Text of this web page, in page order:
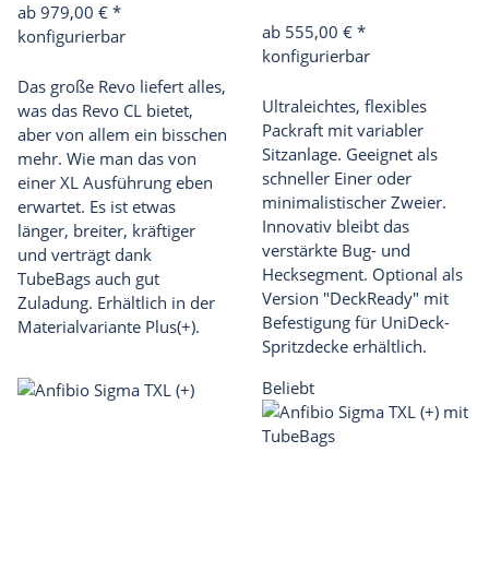
ab 979,00 € *
konfigurierbar
Das große Revo liefert alles,
was das Revo CL bietet,
aber von allem ein bisschen
mehr. Wie man das von
einer XL Ausführung eben
erwartet. Es ist etwas
länger, breiter, kräftiger
und verträgt dank
TubeBags auch gut
Zuladung. Erhältlich in der
Materialvariante Plus(+).
ab 555,00 € *
konfigurierbar
Ultraleichtes, flexibles
Packraft mit variabler
Sitzanlage. Geeignet als
schneller Einer oder
minimalistischer Zweier.
Innovativ bleibt das
verstärkte Bug- und
Hecksegment. Optional als
Version "DeckReady" mit
Befestigung für UniDeck-
Spritzdecke erhältlich.
Beliebt